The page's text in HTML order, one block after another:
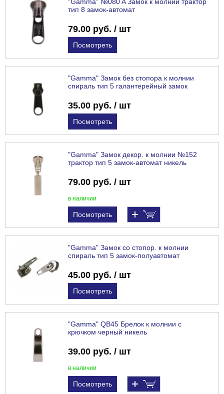
"Gamma" №080 A Замок к молнии трактор
тип 8 замок-автомат
79.00 руб. / шт
Посмотреть
"Gamma" Замок без стопора к молнии
спираль тип 5 галантерейный замок
35.00 руб. / шт
Посмотреть
"Gamma" Замок декор. к молнии №152
трактор тип 5 замок-автомат никель
79.00 руб. / шт
в наличии
Посмотреть
"Gamma" Замок со стопор. к молнии
спираль тип 5 замок-полуавтомат
45.00 руб. / шт
Посмотреть
"Gamma" QB45 Брелок к молнии с
крючком черный никель
39.00 руб. / шт
в наличии
Посмотреть